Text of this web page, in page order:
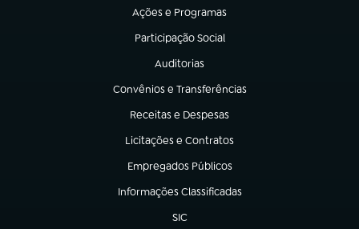
Ações e Programas
(abre em nova aba)
Participação Social
(abre em nova aba)
Auditorias
(abre em nova aba)
Convênios e Transferências
(abre em nova aba)
Receitas e Despesas
(abre em nova aba)
Licitações e Contratos
(abre em nova aba)
Empregados Públicos
(abre em nova aba)
Informações Classificadas
(abre em nova aba)
SIC
(abre em nova aba)